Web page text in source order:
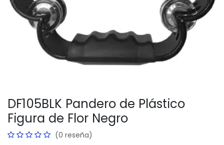
DF105BLK Pandero de Plástico
Figura de Flor Negro
(0 reseña)